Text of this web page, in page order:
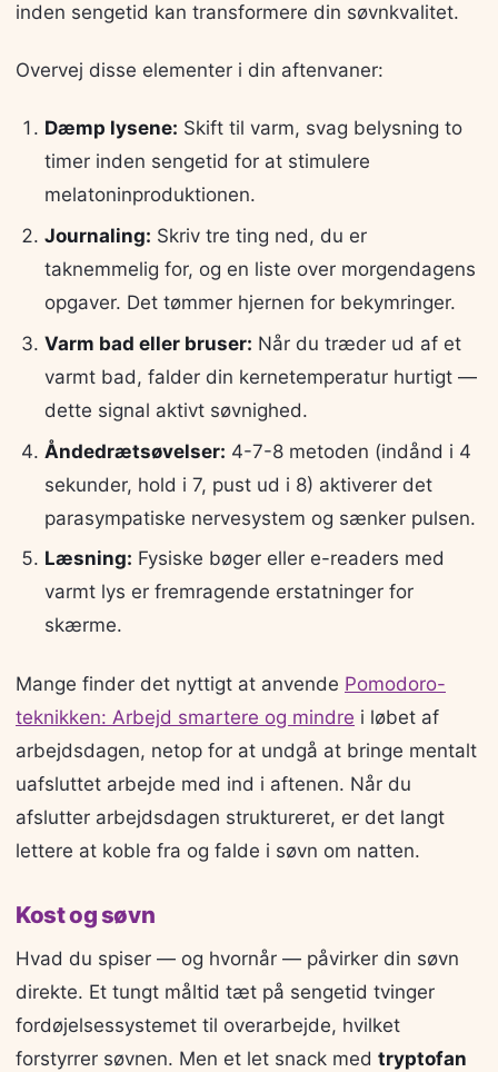
inden sengetid kan transformere din søvnkvalitet.
Overvej disse elementer i din aftenvaner:
Dæmp lysene: Skift til varm, svag belysning to
timer inden sengetid for at stimulere
melatoninproduktionen.
Journaling: Skriv tre ting ned, du er
taknemmelig for, og en liste over morgendagens
opgaver. Det tømmer hjernen for bekymringer.
Varm bad eller bruser: Når du træder ud af et
varmt bad, falder din kernetemperatur hurtigt —
dette signal aktivt søvnighed.
Åndedrætsøvelser: 4-7-8 metoden (indånd i 4
sekunder, hold i 7, pust ud i 8) aktiverer det
parasympatiske nervesystem og sænker pulsen.
Læsning: Fysiske bøger eller e-readers med
varmt lys er fremragende erstatninger for
skærme.
Mange finder det nyttigt at anvende Pomodoro-
teknikken: Arbejd smartere og mindre i løbet af
arbejdsdagen, netop for at undgå at bringe mentalt
uafsluttet arbejde med ind i aftenen. Når du
afslutter arbejdsdagen struktureret, er det langt
lettere at koble fra og falde i søvn om natten.
Kost og søvn
Hvad du spiser — og hvornår — påvirker din søvn
direkte. Et tungt måltid tæt på sengetid tvinger
fordøjelsessystemet til overarbejde, hvilket
forstyrrer søvnen. Men et let snack med tryptofan